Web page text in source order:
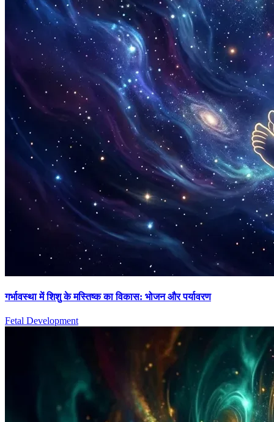
गर्भावस्था में शिशु के मस्तिष्क का विकास: भोजन और पर्यावरण
Fetal Development